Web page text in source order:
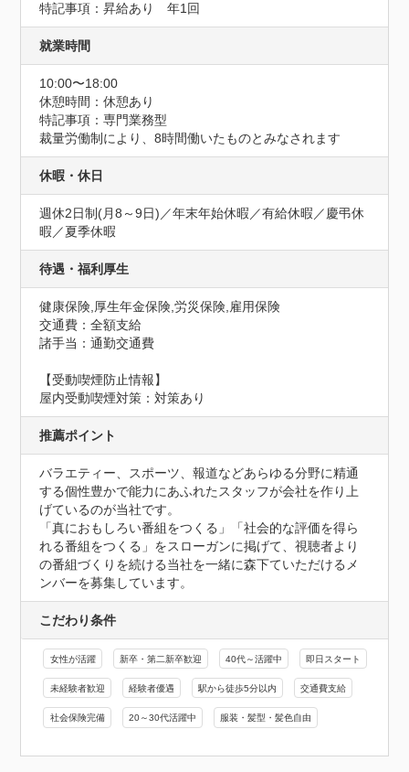
特記事項：昇給あり　年1回
就業時間
10:00〜18:00
休憩時間：休憩あり
特記事項：専門業務型
裁量労働制により、8時間働いたものとみなされます
休暇・休日
週休2日制(月8～9日)／年末年始休暇／有給休暇／慶弔休
暇／夏季休暇
待遇・福利厚生
健康保険,厚生年金保険,労災保険,雇用保険
交通費：全額支給
諸手当：通勤交通費
【受動喫煙防止情報】
屋内受動喫煙対策：対策あり
推薦ポイント
バラエティー、スポーツ、報道などあらゆる分野に精通
する個性豊かで能力にあふれたスタッフが会社を作り上
げているのが当社です。
「真におもしろい番組をつくる」「社会的な評価を得ら
れる番組をつくる」をスローガンに掲げて、視聴者より
の番組づくりを続ける当社を一緒に森下ていただけるメ
ンバーを募集しています。
こだわり条件
女性が活躍 新卒・第二新卒歓迎 40代～活躍中 即日スタート
未経験者歓迎 経験者優遇 駅から徒歩5分以内 交通費支給
社会保険完備 20～30代活躍中 服装・髪型・髪色自由